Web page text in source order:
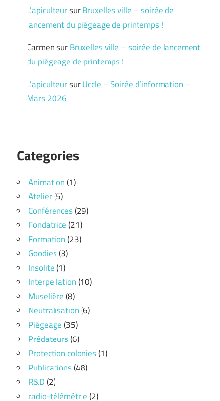
L'apiculteursurBruxelles ville – soirée de
lancement du piégeage de printemps !
CarmensurBruxelles ville – soirée de lancement
du piégeage de printemps !
L'apiculteursurUccle – Soirée d’information –
Mars 2026
Categories
Animation(1)
Atelier(5)
Conférences(29)
Fondatrice(21)
Formation(23)
Goodies(3)
Insolite(1)
Interpellation(10)
Muselière(8)
Neutralisation(6)
Piégeage(35)
Prédateurs(6)
Protection colonies(1)
Publications(48)
R&D(2)
radio-télémétrie(2)